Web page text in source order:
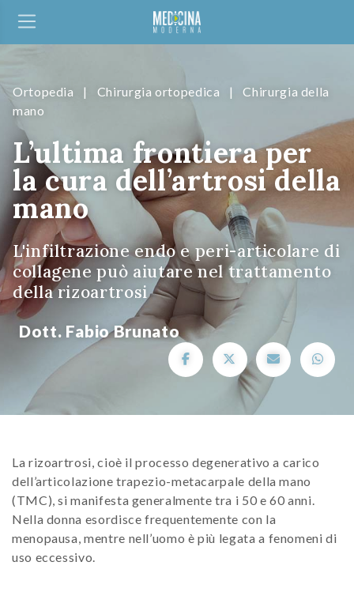
Ortopedia | Chirurgia ortopedica |
Chirurgia della
mano
L’ultima frontiera per
la cura dell’artrosi della
mano
L'infiltrazione endo e peri-articolare di
collagene può aiutare nel trattamento
della rizoartrosi
Dott. Fabio Brunato
La rizoartrosi, cioè il processo degenerativo a carico
dell’articolazione trapezio-metacarpale della mano
(TMC), si manifesta generalmente tra i 50 e 60 anni.
Nella donna esordisce frequentemente con la
menopausa, mentre nell’uomo è più legata a fenomeni di
uso eccessivo.